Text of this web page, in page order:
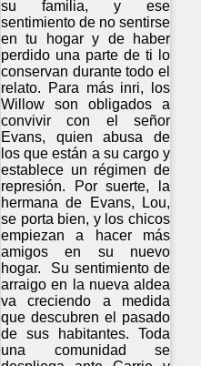
su familia, y ese
sentimiento de no sentirse
en tu hogar y de haber
perdido una parte de ti lo
conservan durante todo el
relato. Para más inri, los
Willow son obligados a
convivir con el señor
Evans, quien abusa de
los que están a su cargo y
establece un régimen de
represión. Por suerte, la
hermana de Evans, Lou,
se porta bien, y los chicos
empiezan a hacer más
amigos en su nuevo
hogar. Su sentimiento de
arraigo en la nueva aldea
va creciendo a medida
que descubren el pasado
de sus habitantes. Toda
una comunidad se